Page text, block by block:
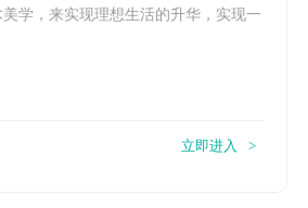
学，来实现理想生活的升华，实现一
立即进入 >